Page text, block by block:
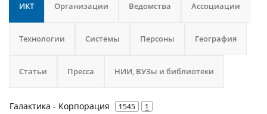
ИКТ Организации Ведомства Ассоциации
Технологии Системы Персоны География
Статьи Пресса НИИ, ВУЗы и библиотеки
Галактика - Корпорация 1545 1